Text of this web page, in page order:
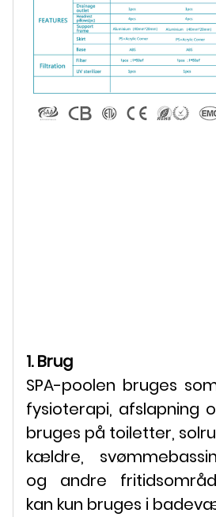
1. Brug
SPA-poolen bruges
fysioterapi, afslapning
bruges på toiletter,
kældre,
og andre
kan kun bruges i